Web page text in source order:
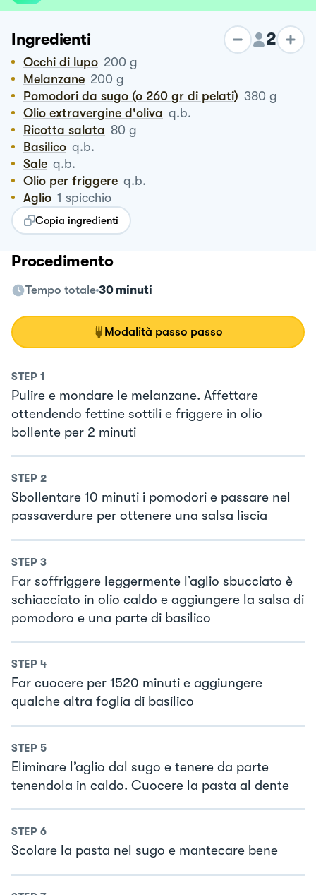
Ingredienti 2
Occhi di lupo 200 g
Melanzane 200 g
Pomodori da sugo (o 260 gr di pelati) 380 g
Olio extravergine d'oliva q.b.
Ricotta salata 80 g
Basilico q.b.
Sale q.b.
Olio per friggere q.b.
Aglio 1 spicchio
Copia ingredienti
Procedimento
Tempo totale 30 minuti
Modalità passo passo
STEP 1
Pulire e mondare le melanzane. Affettare
ottendendo fettine sottili e friggere in olio
bollente per 2 minuti
STEP 2
Sbollentare 10 minuti i pomodori e passare nel
passaverdure per ottenere una salsa liscia
STEP 3
Far soffriggere leggermente l’aglio sbucciato è
schiacciato in olio caldo e aggiungere la salsa di
pomodoro e una parte di basilico
STEP 4
Far cuocere per 1520 minuti e aggiungere
qualche altra foglia di basilico
STEP 5
Eliminare l’aglio dal sugo e tenere da parte
tenendola in caldo. Cuocere la pasta al dente
STEP 6
Scolare la pasta nel sugo e mantecare bene